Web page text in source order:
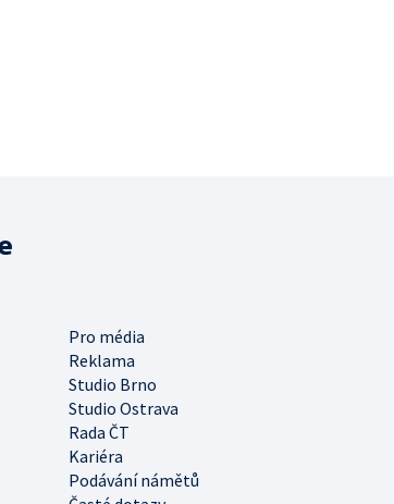
Pro média
Reklama
Studio Brno
Studio Ostrava
Rada ČT
Kariéra
Podávání námětů